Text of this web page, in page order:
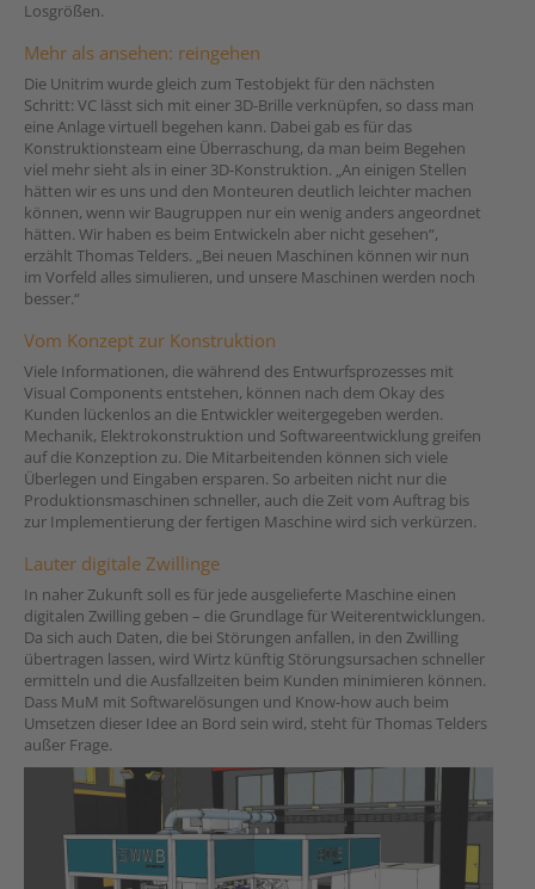
Losgrößen.
Mehr als ansehen: reingehen
Die Unitrim wurde gleich zum Testobjekt für den nächsten
Schritt: VC lässt sich mit einer 3D-Brille verknüpfen, so dass man
eine Anlage virtuell begehen kann. Dabei gab es für das
Konstruktionsteam eine Überraschung, da man beim Begehen
viel mehr sieht als in einer 3D-Konstruktion. „An einigen Stellen
hätten wir es uns und den Monteuren deutlich leichter machen
können, wenn wir Baugruppen nur ein wenig anders angeordnet
hätten. Wir haben es beim Entwickeln aber nicht gesehen“,
erzählt Thomas Telders. „Bei neuen Maschinen können wir nun
im Vorfeld alles simulieren, und unsere Maschinen werden noch
besser.“
Vom Konzept zur Konstruktion
Viele Informationen, die während des Entwurfsprozesses mit
Visual Components entstehen, können nach dem Okay des
Kunden lückenlos an die Entwickler weitergegeben werden.
Mechanik, Elektrokonstruktion und Softwareentwicklung greifen
auf die Konzeption zu. Die Mitarbeitenden können sich viele
Überlegen und Eingaben ersparen. So arbeiten nicht nur die
Produktionsmaschinen schneller, auch die Zeit vom Auftrag bis
zur Implementierung der fertigen Maschine wird sich verkürzen.
Lauter digitale Zwillinge
In naher Zukunft soll es für jede ausgelieferte Maschine einen
digitalen Zwilling geben – die Grundlage für Weiterentwicklungen.
Da sich auch Daten, die bei Störungen anfallen, in den Zwilling
übertragen lassen, wird Wirtz künftig Störungsursachen schneller
ermitteln und die Ausfallzeiten beim Kunden minimieren können.
Dass MuM mit Softwarelösungen und Know-how auch beim
Umsetzen dieser Idee an Bord sein wird, steht für Thomas Telders
außer Frage.